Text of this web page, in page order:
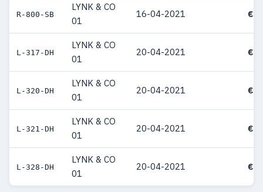
R-800-SB
LYNK & CO
01
16-04-2021 €
L-317-DH
LYNK & CO
01
20-04-2021 €
L-320-DH
LYNK & CO
01
20-04-2021 €
L-321-DH
LYNK & CO
01
20-04-2021 €
L-328-DH
LYNK & CO
01
20-04-2021 €